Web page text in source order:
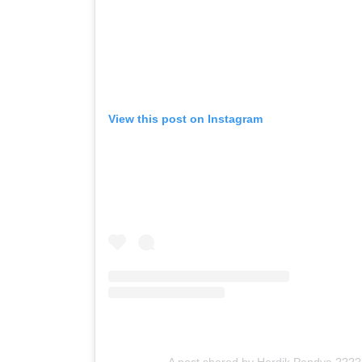
View this post on Instagram